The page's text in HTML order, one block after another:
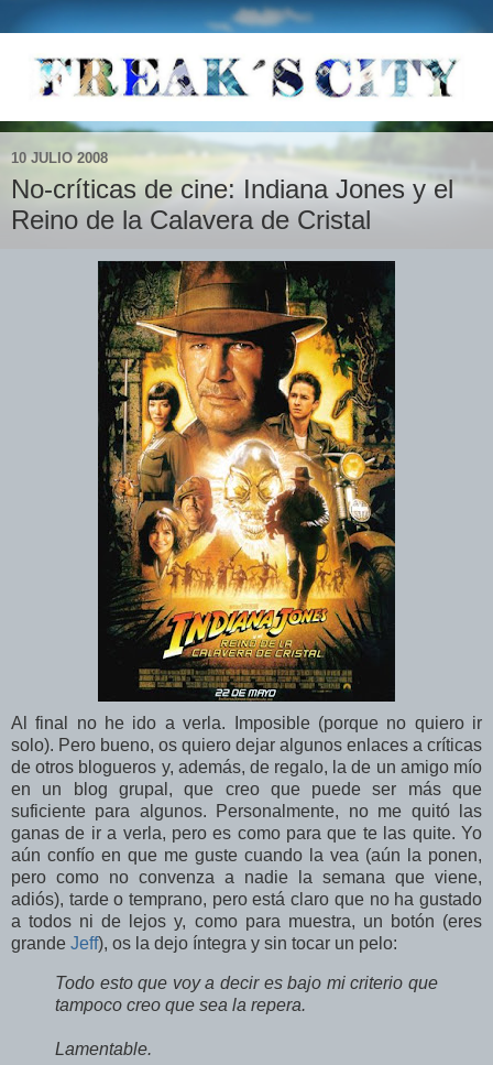
10 JULIO 2008
No-críticas de cine: Indiana Jones y el
Reino de la Calavera de Cristal
Al final no he ido a verla. Imposible (porque no quiero ir
solo). Pero bueno, os quiero dejar algunos enlaces a críticas
de otros blogueros y, además, de regalo, la de un amigo mío
en un blog grupal, que creo que puede ser más que
suficiente para algunos. Personalmente, no me quitó las
ganas de ir a verla, pero es como para que te las quite. Yo
aún confío en que me guste cuando la vea (aún la ponen,
pero como no convenza a nadie la semana que viene,
adiós), tarde o temprano, pero está claro que no ha gustado
a todos ni de lejos y, como para muestra, un botón (eres
grande Jeff), os la dejo íntegra y sin tocar un pelo:
Todo esto que voy a decir es bajo mi criterio que
tampoco creo que sea la repera.
Lamentable.